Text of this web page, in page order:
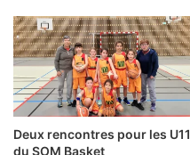
Deux rencontres pour les U11
du SOM Basket